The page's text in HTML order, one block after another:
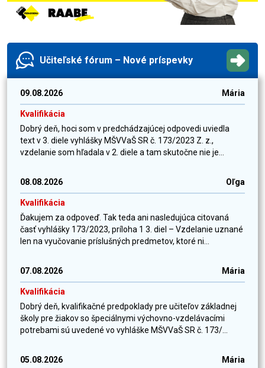
Učiteľské fórum – Nové príspevky
09.08.2026 Mária
Kvalifikácia
Dobrý deň, hoci som v predchádzajúcej odpovedi uviedla
text v 3. diele vyhlášky MŠVVaŠ SR č. 173/2023 Z. z.,
vzdelanie som hľadala v 2. diele a tam skutočne nie je...
08.08.2026 Oľga
Kvalifikácia
Ďakujem za odpoveď. Tak teda ani nasledujúca citovaná
časť vyhlášky 173/2023, príloha 1 3. diel – Vzdelanie uznané
len na vyučovanie príslušných predmetov, ktoré ni...
07.08.2026 Mária
Kvalifikácia
Dobrý deň, kvalifikačné predpoklady pre učiteľov základnej
školy pre žiakov so špeciálnymi výchovno-vzdelávacími
potrebami sú uvedené vo vyhláške MŠVVaŠ SR č. 173/...
05.08.2026 Mária